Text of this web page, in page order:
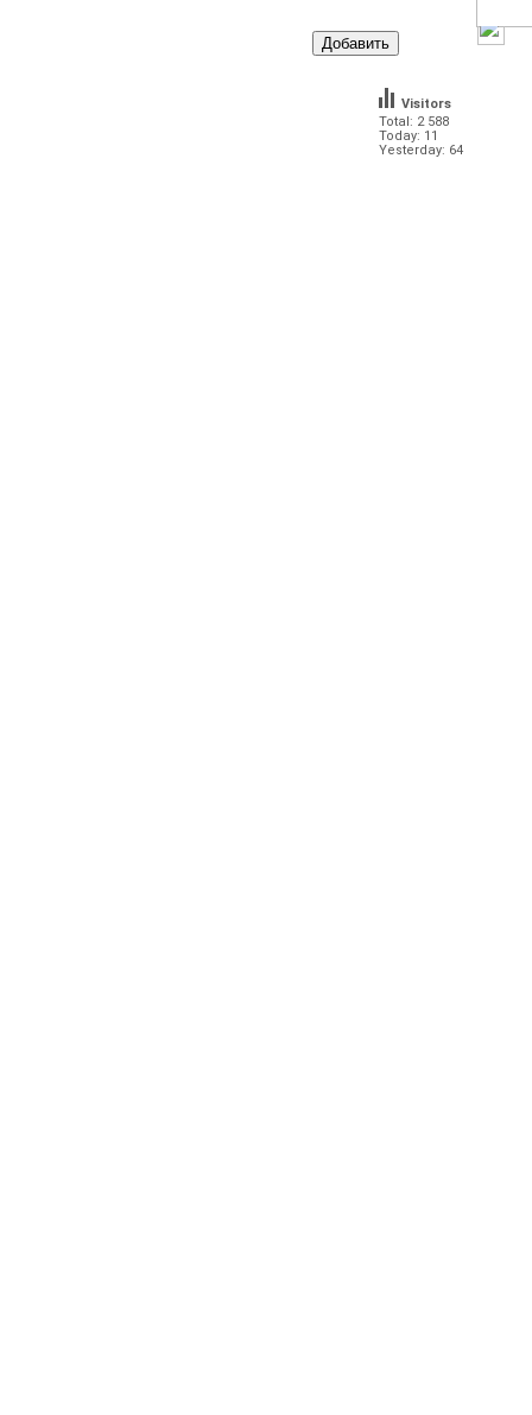
Total: 2 588
Today: 11
Yesterday: 64
Visitors